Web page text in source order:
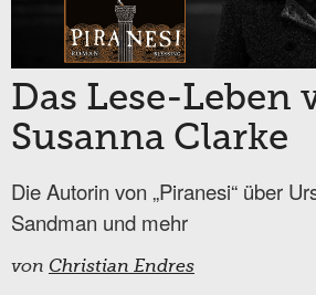
Das Lese-Leben
Susanna Clarke
Die Autorin von „Piranesi“ über
Sandman und mehr
von Christian Endres